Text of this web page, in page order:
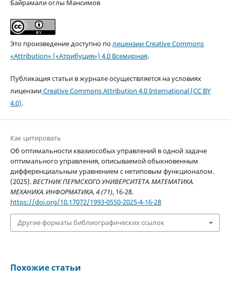
Байрамали оглы Мансимов
Это произведение доступно полицензии Creative Commons
«Attribution» («Атрибуция») 4.0 Всемирная.
Публикация статьи в журнале осуществляется на условиях
лицензииCreative Commons Attribution 4.0 International (CC BY
4.0).
Как цитировать
Об оптимальности квазиособых управлений в одной задаче
оптимального управления, описываемой обыкновенным
дифференциальным уравнением с нетиповым функционалом.
(2025).ВЕСТНИК ПЕРМСКОГО УНИВЕРСИТЕТА. МАТЕМАТИКА.
МЕХАНИКА. ИНФОРМАТИКА,4 (71), 16-28.
https://doi.org/10.17072/1993-0550-2025-4-16-28
Другие форматы библиографических ссылок
Похожие статьи